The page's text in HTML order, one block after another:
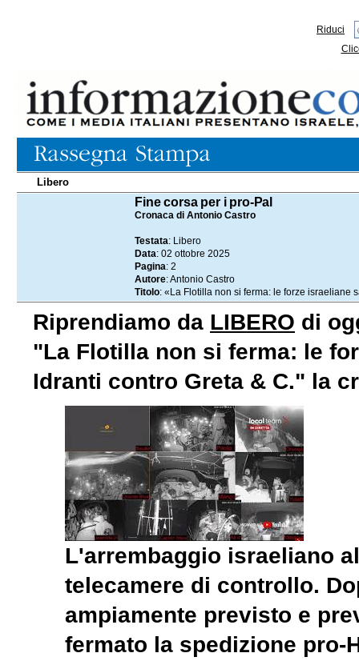
Riduci
Libero
Fine corsa per i pro-Pal
Cronaca di Antonio Castro
Testata: Libero
Data: 02 ottobre 2025
Pagina: 2
Autore: Antonio Castro
Titolo: «La Flotilla non si ferma: le forze israeliane
Riprendiamo da LIBERO di
"La Flotilla non si ferma: le
Idranti contro Greta & C." la
L'arrembaggio israeliano
telecamere di controllo.
ampiamente previsto e
fermato la spedizione pro-